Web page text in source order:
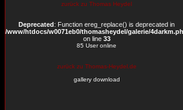
zurück zu Thomas Heydel
Deprecated: Function ereg_replace() is deprecated in
/www/htdocs/w0071eb0/thomasheydel/galerie/
on line 33
85 User online
zurück zu Thomas-Heydel.de
gallery download